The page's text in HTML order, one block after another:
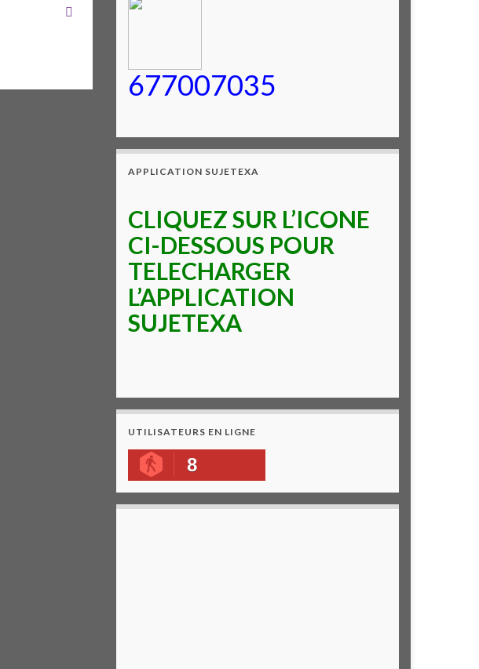
677007035
APPLICATION SUJETEXA
CLIQUEZ SUR L’ICONE
CI-DESSOUS POUR
TELECHARGER
L’APPLICATION
SUJETEXA
UTILISATEURS EN LIGNE
8